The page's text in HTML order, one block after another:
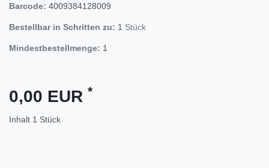
Barcode: 4009384128009
Bestellbar in Schritten zu: 1 Stück
Mindestbestellmenge: 1
0,00 EUR *
Inhalt 1 Stück